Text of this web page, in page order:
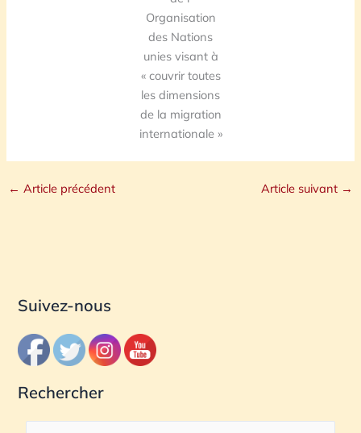
Organisation
des Nations
unies visant à
« couvrir toutes
les dimensions
de la migration
internationale »
← Article précédent Article suivant →
Suivez-nous
Rechercher